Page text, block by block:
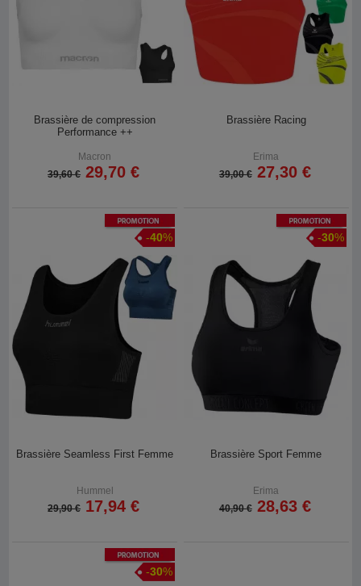
Brassière de compression
Performance ++
Macron
39,60 € 29,70 €
Brassière Racing
Erima
39,00 € 27,30 €
Promotion
-40%
Brassière Seamless First Femme
Hummel
29,90 € 17,94 €
Promotion
-30%
Brassière Sport Femme
Erima
40,90 € 28,63 €
Promotion
-30%